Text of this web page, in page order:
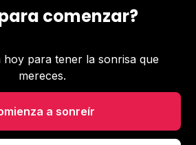
comenzar?
hoy para tener la sonrisa que
mereces.
a sonreír